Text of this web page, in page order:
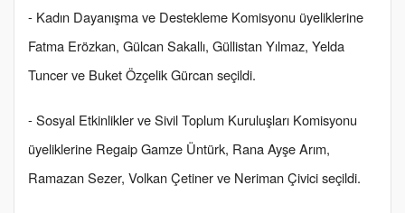
- Kadın Dayanışma ve Destekleme Komisyonu üyeliklerine
Fatma Erözkan, Gülcan Sakallı, Güllistan Yılmaz, Yelda
Tuncer ve Buket Özçelik Gürcan seçildi.
- Sosyal Etkinlikler ve Sivil Toplum Kuruluşları Komisyonu
üyeliklerine Regaip Gamze Üntürk, Rana Ayşe Arım,
Ramazan Sezer, Volkan Çetiner ve Neriman Çivici seçildi.